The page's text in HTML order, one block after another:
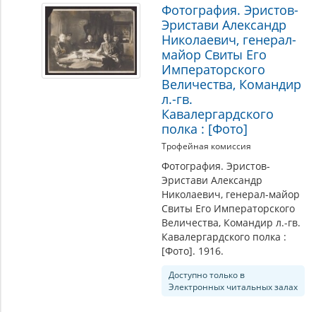
Фотография. Эристов-
Эристави Александр
Николаевич, генерал-
майор Свиты Его
Императорского
Величества, Командир
л.-гв.
Кавалергардского
полка : [Фото]
Трофейная комиссия
Фотография. Эристов-
Эристави Александр
Николаевич, генерал-майор
Свиты Его Императорского
Величества, Командир л.-гв.
Кавалергардского полка :
[Фото]. 1916.
Доступно только в
Электронных читальных залах